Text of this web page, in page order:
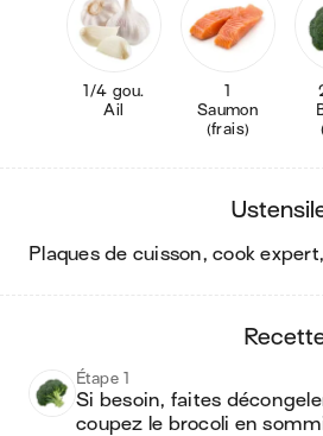
1/4 gou.
Ail
1
Saumon
(frais)
plaques de cuisson, cook
Étape 1
Si besoin, faites
coupez le brocoli en